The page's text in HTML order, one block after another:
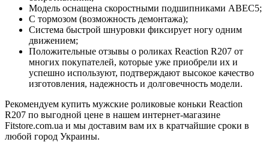
Модель оснащена скоростными подшипниками АВЕС5;
С тормозом (возможность демонтажа);
Система быстрой шнуровки фиксирует ногу одним
движением;
Положительные отзывы о роликах Reaction R207 от
многих покупателей, которые уже приобрели их и
успешно используют, подтверждают высокое качество
изготовления, надежность и долговечность модели.
Рекомендуем купить мужские роликовые коньки Reaction
R207 по выгодной цене в нашем интернет-магазине
Fitstore.com.ua и мы доставим вам их в кратчайшие сроки в
любой город Украины.